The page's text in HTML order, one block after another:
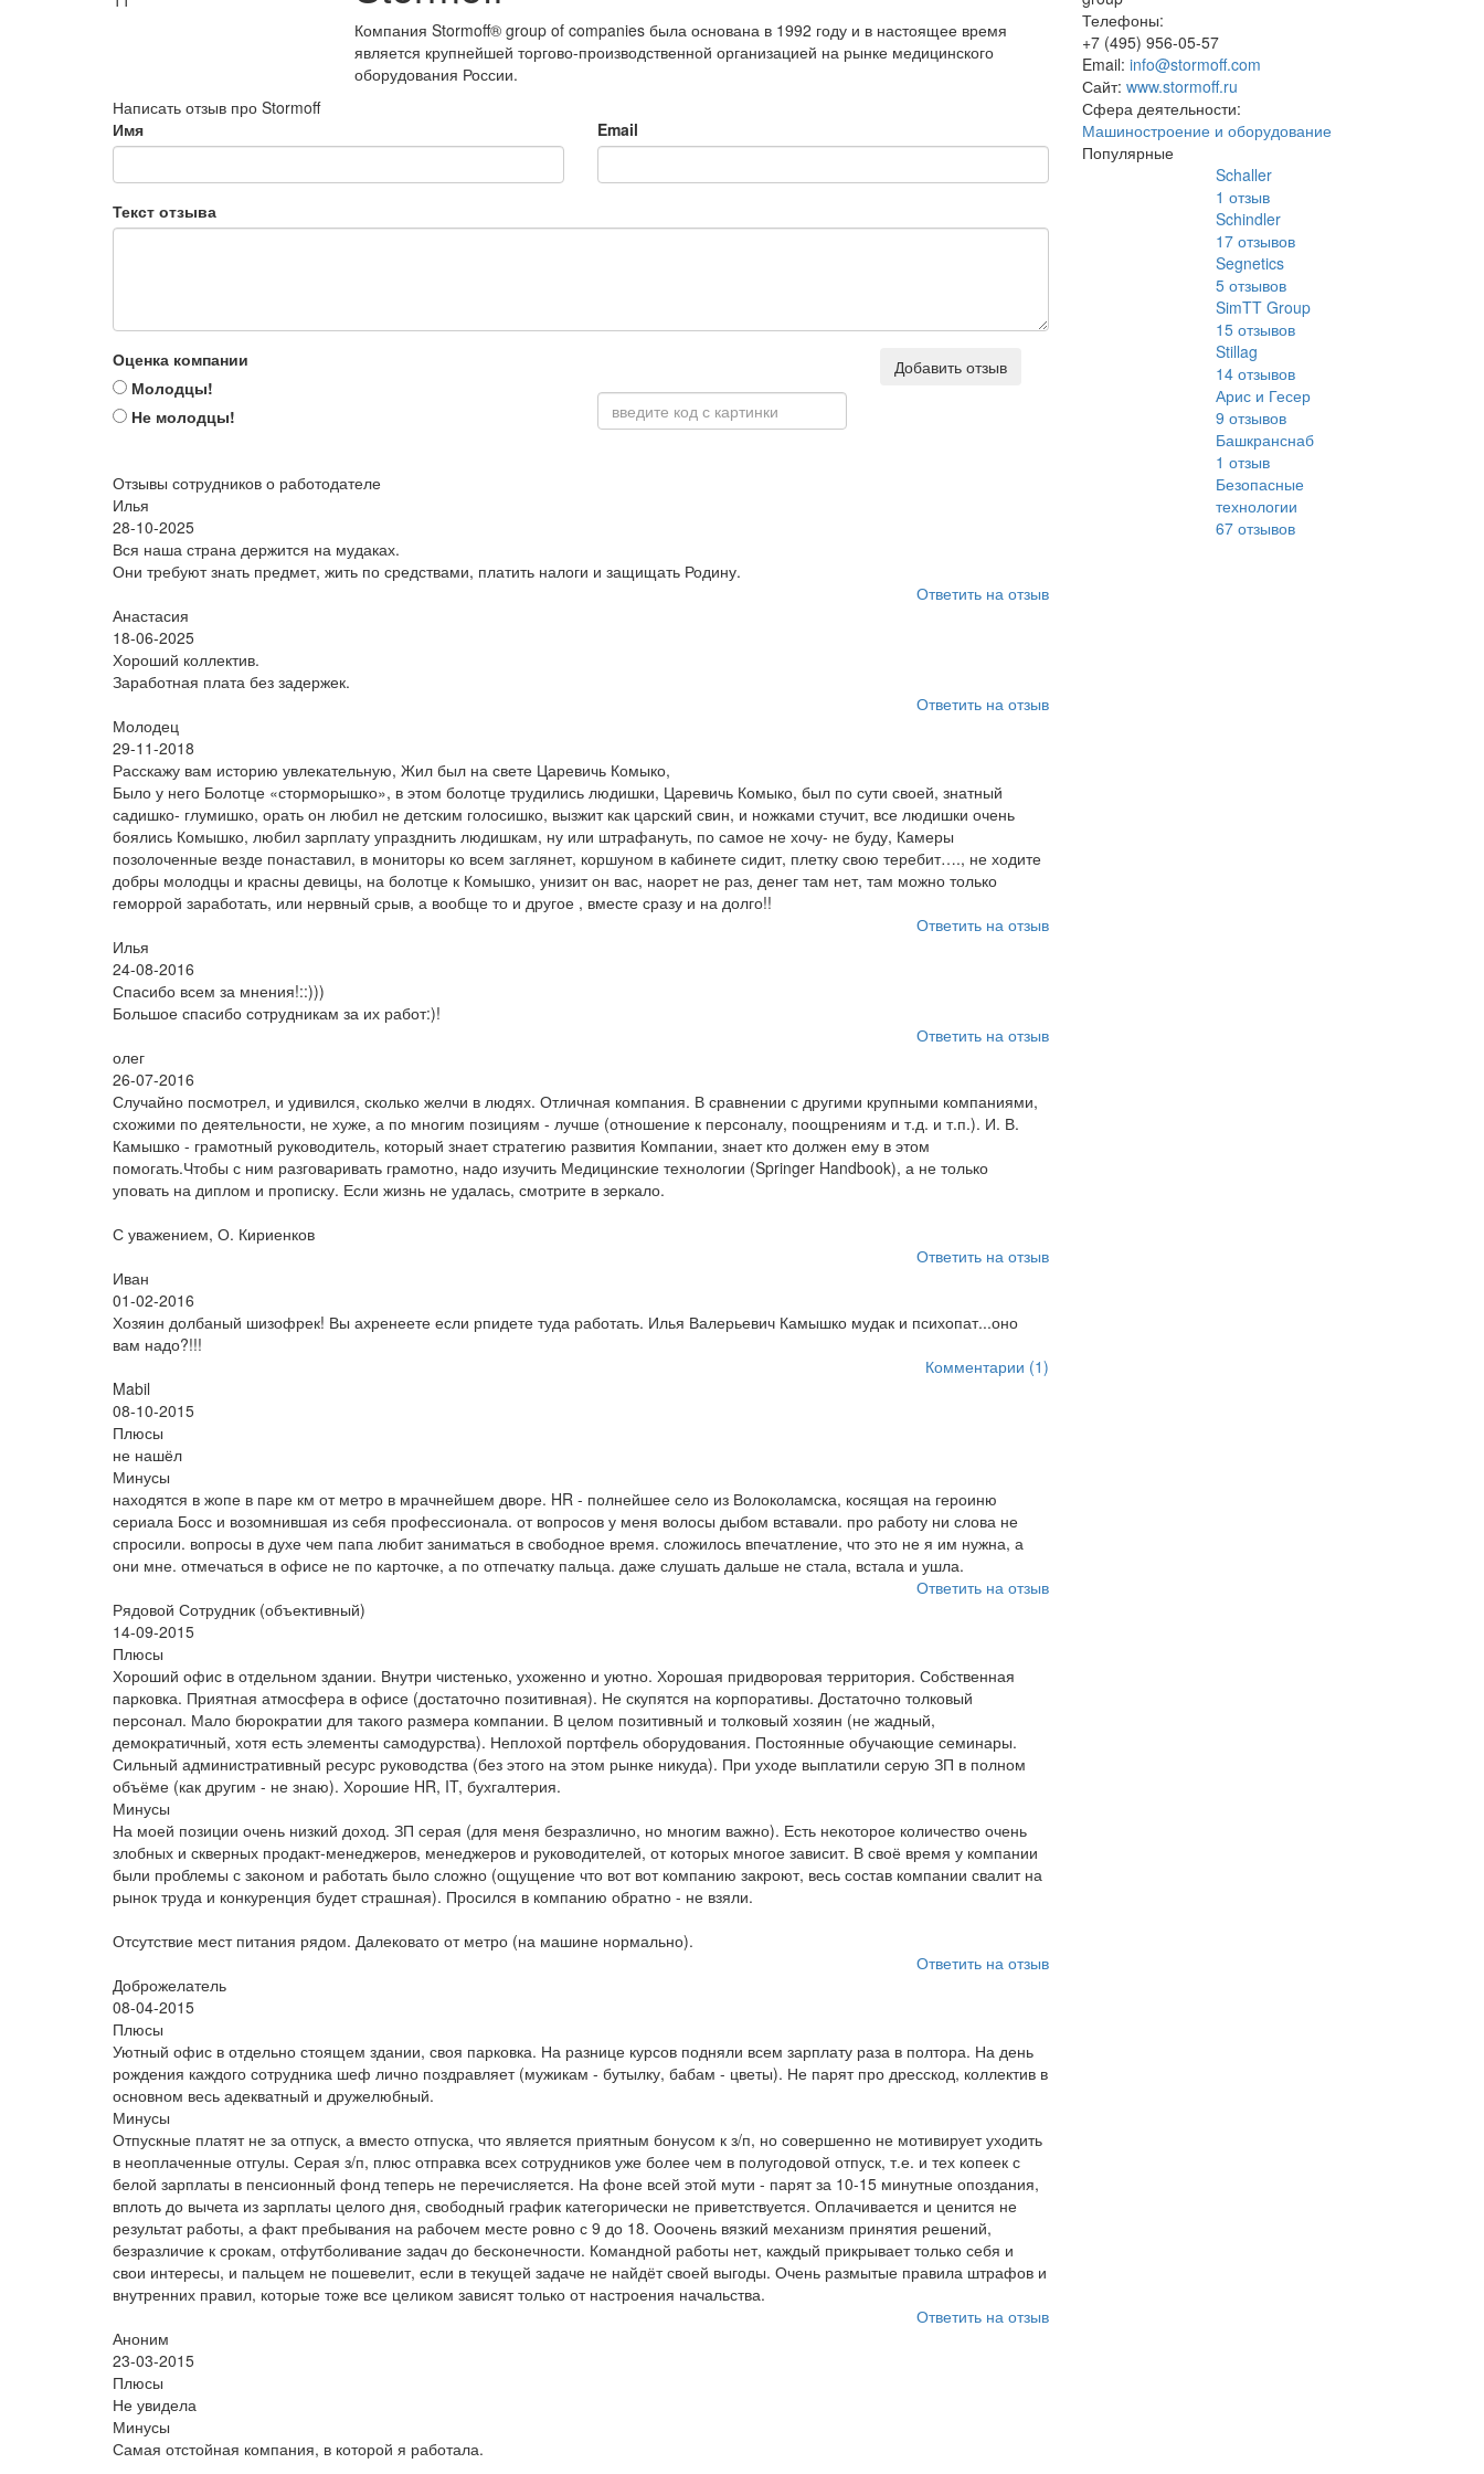
Компания Stormoff® group of companies была основана в 1992 году и в настоящее время
является крупнейшей торгово-производственной организацией на рынке медицинского
оборудования России.
Написать отзыв про Stormoff
Имя
Email
Текст отзыва
Оценка компании
Молодцы!
Не молодцы!
Добавить отзыв
Отзывы сотрудников о работодателе
Илья
28-10-2025
Вся наша страна держится на мудаках.
Они требуют знать предмет, жить по средствами, платить налоги и защищать Родину.
Ответить на отзыв
Анастасия
18-06-2025
Хороший коллектив.
Заработная плата без задержек.
Ответить на отзыв
Молодец
29-11-2018
Расскажу вам историю увлекательную, Жил был на свете Царевичь Комыко,
Было у него Болотце «сторморышко», в этом болотце трудились людишки, Царевичь Комыко, был по сути своей, знатный
садишко- глумишко, орать он любил не детским голосишко, вызжит как царский свин, и ножками стучит, все людишки очень
боялись Комышко, любил зарплату упразднить людишкам, ну или штрафануть, по самое не хочу- не буду, Камеры
позолоченные везде понаставил, в мониторы ко всем заглянет, коршуном в кабинете сидит, плетку свою теребит…., не ходите
добры молодцы и красны девицы, на болотце к Комышко, унизит он вас, наорет не раз, денег там нет, там можно только
геморрой заработать, или нервный срыв, а вообще то и другое , вместе сразу и на долго!!
Ответить на отзыв
Илья
24-08-2016
Спасибо всем за мнения!::)))
Большое спасибо сотрудникам за их работ:)!
Ответить на отзыв
олег
26-07-2016
Случайно посмотрел, и удивился, сколько желчи в людях. Отличная компания. В сравнении с другими крупными компаниями,
схожими по деятельности, не хуже, а по многим позициям - лучше (отношение к персоналу, поощрениям и т.д. и т.п.). И. В.
Камышко - грамотный руководитель, который знает стратегию развития Компании, знает кто должен ему в этом
помогать.Чтобы с ним разговаривать грамотно, надо изучить Медицинские технологии (Springer Handbook), а не только
уповать на диплом и прописку. Если жизнь не удалась, смотрите в зеркало.
С уважением, О. Кириенков
Ответить на отзыв
Иван
01-02-2016
Хозяин долбаный шизофрек! Вы ахренеете если рпидете туда работать. Илья Валерьевич Камышко мудак и психопат...оно
вам надо?!!!
Комментарии (1)
Mabil
08-10-2015
Плюсы
не нашёл
Минусы
находятся в жопе в паре км от метро в мрачнейшем дворе. HR - полнейшее село из Волоколамска, косящая на героиню
сериала Босс и возомнившая из себя профессионала. от вопросов у меня волосы дыбом вставали. про работу ни слова не
спросили. вопросы в духе чем папа любит заниматься в свободное время. сложилось впечатление, что это не я им нужна, а
они мне. отмечаться в офисе не по карточке, а по отпечатку пальца. даже слушать дальше не стала, встала и ушла.
Ответить на отзыв
Рядовой Сотрудник (объективный)
14-09-2015
Плюсы
Хороший офис в отдельном здании. Внутри чистенько, ухоженно и уютно. Хорошая придворовая территория. Собственная
парковка. Приятная атмосфера в офисе (достаточно позитивная). Не скупятся на корпоративы. Достаточно толковый
персонал. Мало бюрократии для такого размера компании. В целом позитивный и толковый хозяин (не жадный,
демократичный, хотя есть элементы самодурства). Неплохой портфель оборудования. Постоянные обучающие семинары.
Сильный административный ресурс руководства (без этого на этом рынке никуда). При уходе выплатили серую ЗП в полном
объёме (как другим - не знаю). Хорошие HR, IT, бухгалтерия.
Минусы
На моей позиции очень низкий доход. ЗП серая (для меня безразлично, но многим важно). Есть некоторое количество очень
злобных и скверных продакт-менеджеров, менеджеров и руководителей, от которых многое зависит. В своё время у компании
были проблемы с законом и работать было сложно (ощущение что вот вот компанию закроют, весь состав компании свалит на
рынок труда и конкуренция будет страшная). Просился в компанию обратно - не взяли.
Отсутствие мест питания рядом. Далековато от метро (на машине нормально).
Ответить на отзыв
Доброжелатель
08-04-2015
Плюсы
Уютный офис в отдельно стоящем здании, своя парковка. На разнице курсов подняли всем зарплату раза в полтора. На день
рождения каждого сотрудника шеф лично поздравляет (мужикам - бутылку, бабам - цветы). Не парят про дресскод, коллектив в
основном весь адекватный и дружелюбный.
Минусы
Отпускные платят не за отпуск, а вместо отпуска, что является приятным бонусом к з/п, но совершенно не мотивирует уходить
в неоплаченные отгулы. Серая з/п, плюс отправка всех сотрудников уже более чем в полугодовой отпуск, т.е. и тех копеек с
белой зарплаты в пенсионный фонд теперь не перечисляется. На фоне всей этой мути - парят за 10-15 минутные опоздания,
вплоть до вычета из зарплаты целого дня, свободный график категорически не приветствуется. Оплачивается и ценится не
результат работы, а факт пребывания на рабочем месте ровно с 9 до 18. Ооочень вязкий механизм принятия решений,
безразличие к срокам, отфутболивание задач до бесконечности. Командной работы нет, каждый прикрывает только себя и
свои интересы, и пальцем не пошевелит, если в текущей задаче не найдёт своей выгоды. Очень размытые правила штрафов и
внутренних правил, которые тоже все целиком зависят только от настроения начальства.
Ответить на отзыв
Аноним
23-03-2015
Плюсы
Не увидела
Минусы
Самая отстойная компания, в которой я работала.
Телефоны:
+7 (495) 956-05-57
Email: info@stormoff.com
Сайт: www.stormoff.ru
Сфера деятельности:
Машиностроение и оборудование
Популярные
Schaller
1 отзыв
Schindler
17 отзывов
Segnetics
5 отзывов
SimTT Group
15 отзывов
Stillag
14 отзывов
Арис и Гесер
9 отзывов
Башкранснаб
1 отзыв
Безопасные
технологии
67 отзывов